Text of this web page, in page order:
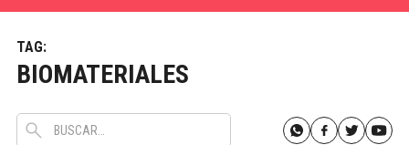
TAG:
BIOMATERIALES